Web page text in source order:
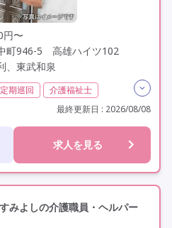
円〜
町946-5 高雄ハイツ102
、東武和泉
期巡回
介護福祉士
初任者研修(ヘルパー2級)
業月20時間以内
常勤
不問
未経験歓迎
車通勤可
駅近
最終更新日 : 2026/08/08
求人を見る
みよしの介護職員・ヘルパー